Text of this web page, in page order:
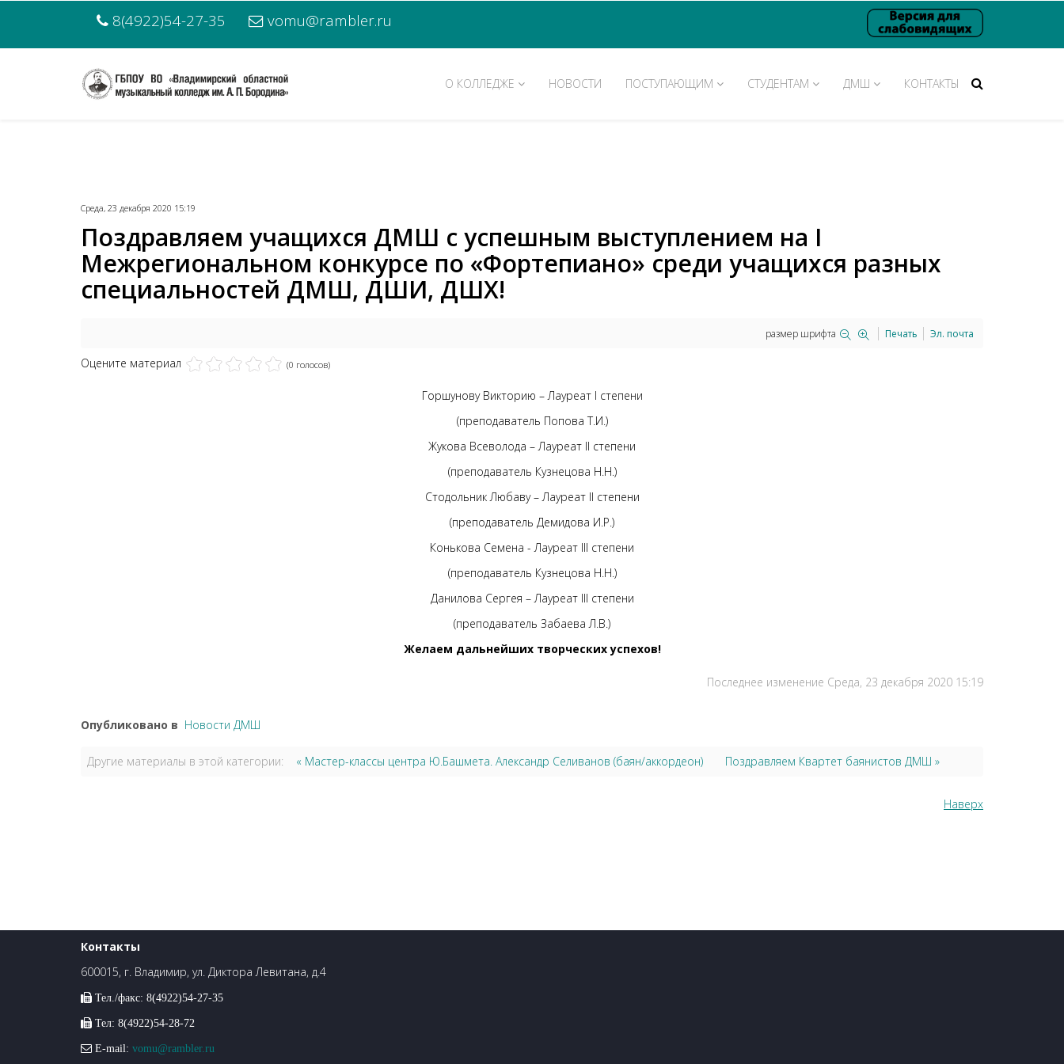
8(4922)54-27-35 vomu@rambler.ru
О КОЛЛЕДЖЕ НОВОСТИ ПОСТУПАЮЩИМ СТУДЕНТАМ ДМШ КОНТАКТЫ
Среда, 23 декабря 2020 15:19
Поздравляем учащихся ДМШ с успешным выступлением на I
Межрегиональном конкурсе по «Фортепиано» среди учащихся разных
специальностей ДМШ, ДШИ, ДШХ!
размер шрифта Печать Эл. почта
Оцените материал (0 голосов)
Горшунову Викторию – Лауреат I степени
(преподаватель Попова Т.И.)
Жукова Всеволода – Лауреат II степени
(преподаватель Кузнецова Н.Н.)
Стодольник Любаву – Лауреат II степени
(преподаватель Демидова И.Р.)
Конькова Семена - Лауреат III степени
(преподаватель Кузнецова Н.Н.)
Данилова Сергея – Лауреат III степени
(преподаватель Забаева Л.В.)
Желаем дальнейших творческих успехов!
Последнее изменение Среда, 23 декабря 2020 15:19
Опубликовано в Новости ДМШ
Другие материалы в этой категории: « Мастер-классы центра Ю.Башмета. Александр Селиванов (баян/аккордеон) Поздравляем Квартет баянистов ДМШ »
Наверх
Контакты
600015, г. Владимир, ул. Диктора Левитана, д.4
Тел./факс: 8(4922)54-27-35
Тел: 8(4922)54-28-72
E-mail: vomu@rambler.ru